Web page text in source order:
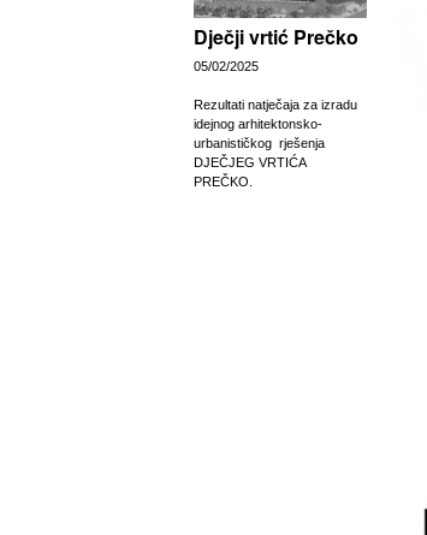
Dječji vrtić Prečko
05/02/2025
Rezultati natječaja za izradu
idejnog arhitektonsko-
urbanističkog rješenja
DJEČJEG VRTIĆA
PREČKO.